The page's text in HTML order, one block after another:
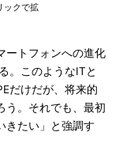
ックで拡
ートフォンへの進化
。このようなITと
だけだが、将来的
う。それでも、最初
きたい」と強調す